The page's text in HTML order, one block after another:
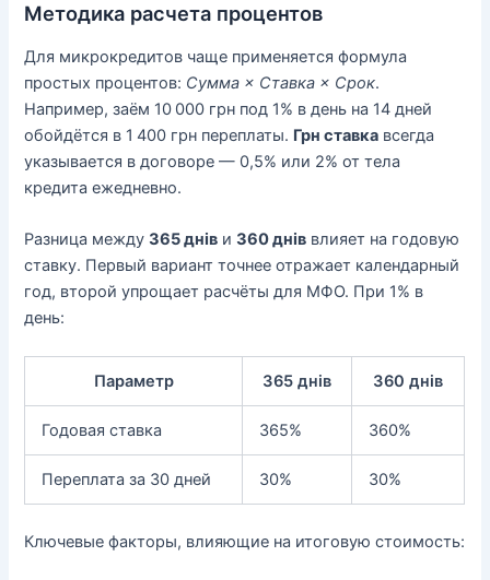
Методика расчета процентов
Для микрокредитов чаще применяется формула
простых процентов: Сумма × Ставка × Срок.
Например, заём 10 000 грн под 1% в день на 14 дней
обойдётся в 1 400 грн переплаты. Грн ставка всегда
указывается в договоре — 0,5% или 2% от тела
кредита ежедневно.
Разница между365 днів и360 днів влияет на годовую
ставку. Первый вариант точнее отражает календарный
год, второй упрощает расчёты для МФО. При 1% в
день:
Параметр 365 днів 360 днів
Годовая ставка 365% 360%
Переплата за 30 дней 30% 30%
Ключевые факторы, влияющие на итоговую стоимость: